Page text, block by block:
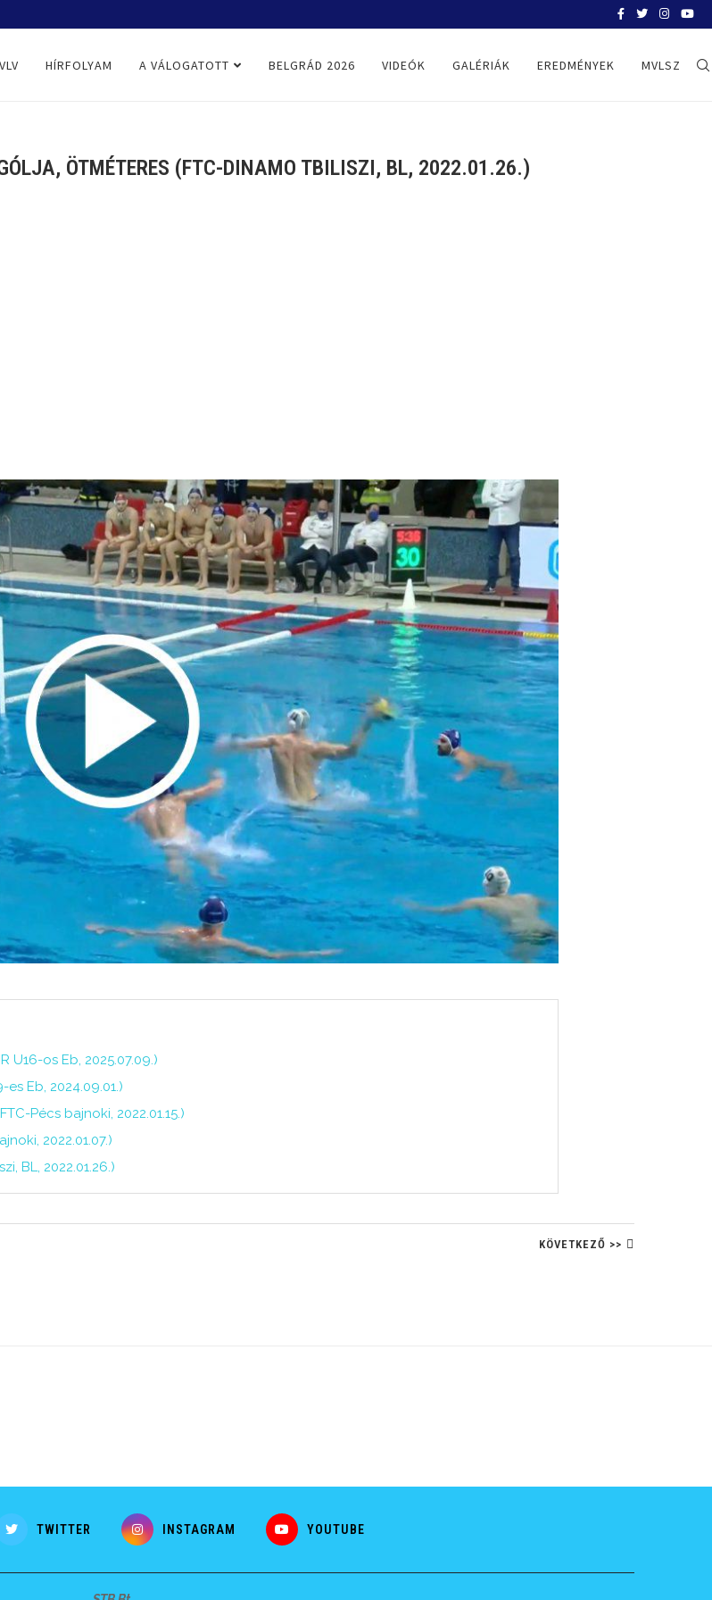
HELYZETKÉP AZ EB-RŐL – A TOVÁBBI
HÍRFOLYAM A VÁLOGATOTT BELGRÁD 2026 VIDEÓK GALÉRIÁK EREDMÉNYEK MVLSZ
ÖTMÉTERES (FTC-DINAMO TBILISZI, BL, 2022.01.26.)
U16-os Eb, 2025.07.09.)
Eb, 2024.09.01.)
Pécs bajnoki, 2022.01.15.)
2022.01.07.)
BL, 2022.01.26.)
KÖVETKEZŐ >>
TWITTER INSTAGRAM YOUTUBE